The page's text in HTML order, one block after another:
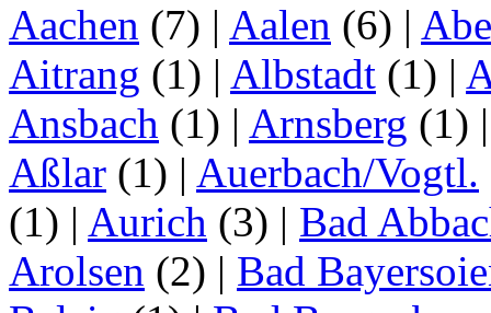
Aachen (7) | Aalen (6) |
Aitrang (1) | Albstadt (1) |
Ansbach (1) | Arnsberg (1)
Aßlar (1) | Auerbach/Vogtl.
(1) | Aurich (3) | Bad
Arolsen (2) | Bad